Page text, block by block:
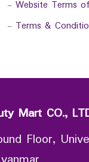
- Website Terms
- Terms &
Mart CO.,
Floor,